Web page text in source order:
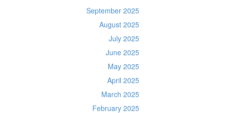
September 2025
August 2025
July 2025
June 2025
May 2025
April 2025
March 2025
February 2025